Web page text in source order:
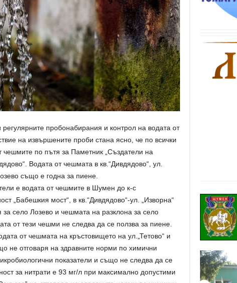
пробонабирания и контрол на водата от
на извършените проби стана ясно, че по всички
чешмите по пътя за Паметник „Създатели на
Водата от чешмата в кв.“Дивдядово“, ул.
също е годна за пиене.
е водата от чешмите в Шумен до к-с
„Бабешкия мост“, в кв.“Дивдядово“-ул. „Изворна“
село Лозево и чешмата на разклона за село
от тези чешми не следва да се ползва за пиене.
от чешмата на кръстовището на ул.„Тетово“ и
не отговаря на здравните норми по химични
показатели и също не следва да се
за нитрати е 93 мг/л при максимално допустими